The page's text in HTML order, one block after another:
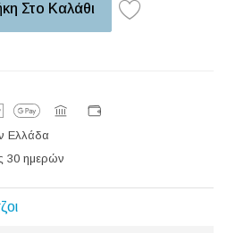
Στο Καλάθι
Ελλάδα
30 ημερών